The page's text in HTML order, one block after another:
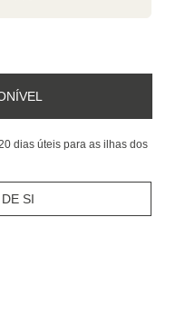
dias úteis para as ilhas dos
SI